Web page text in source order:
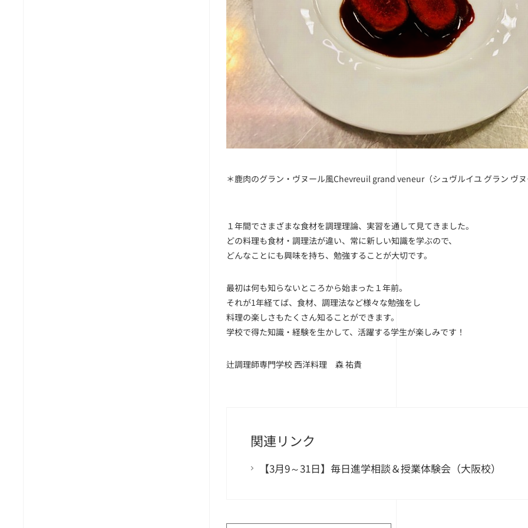
＊鹿肉のグラン・ヴヌール風Chevreuil grand veneur（シュヴルイユ グラン ヴ
１年間でさまざまな食材を調理理論、実習を通して見てきました。
どの料理も食材・調理法が違い、常に新しい知識を学ぶので、
どんなことにも興味を持ち、勉強することが大切です。
最初は何も知らないところから始まった１年前。
それが1年経てば、食材、調理法など様々な勉強をし
料理の楽しさもたくさん知ることができます。
学校で得た知識・経験を生かして、活躍する学生が楽しみです！
辻調理師専門学校 西洋料理 森 祐貴
関連リンク
【3月9～31日】毎日進学相談＆授業体験会（大阪校）